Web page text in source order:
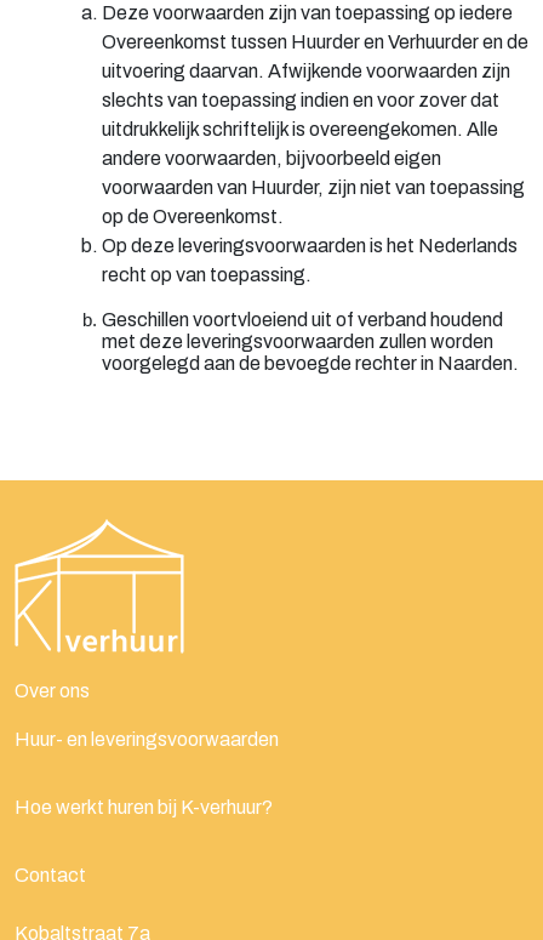
Deze voorwaarden zijn van toepassing op iedere
Overeenkomst tussen Huurder en Verhuurder en de
uitvoering daarvan. Afwijkende voorwaarden zijn
slechts van toepassing indien en voor zover dat
uitdrukkelijk schriftelijk is overeengekomen. Alle
andere voorwaarden, bijvoorbeeld eigen
voorwaarden van Huurder, zijn niet van toepassing
op de Overeenkomst.
Op deze leveringsvoorwaarden is het Nederlands
recht op van toepassing.
Geschillen voortvloeiend uit of verband houdend
met deze leveringsvoorwaarden zullen worden
voorgelegd aan de bevoegde rechter in Naarden.
Over ons
Huur- en leveringsvoorwaarden
Hoe werkt huren bij K-verhuur?
Contact
Kobaltstraat 7a